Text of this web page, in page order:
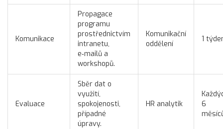
Komunikace
Propagace
programu
prostřednictvím
intranetu,
e‑mailů a
workshopů.
Komunikační
oddělení
1
Evaluace
Sběr dat o
využití,
spokojenosti,
případné
úpravy.
HR analytik
6